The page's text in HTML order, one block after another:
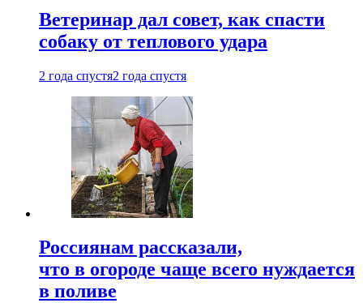
Ветеринар дал совет, как спасти
собаку от теплового удара
2 года спустя2 года спустя
Россиянам рассказали,
что в огороде чаще всего нуждается
в поливе